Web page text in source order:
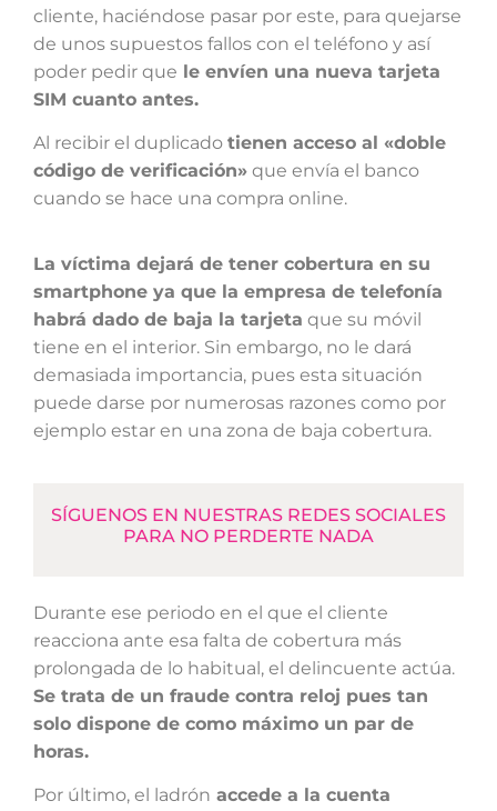
cliente, haciéndose pasar por este, para quejarse
de unos supuestos fallos con el teléfono y así
poder pedir que le envíen una nueva tarjeta
SIM cuanto antes.
Al recibir el duplicado tienen acceso al «doble
código de verificación» que envía el banco
cuando se hace una compra online.
La víctima dejará de tener cobertura en su
smartphone ya que la empresa de telefonía
habrá dado de baja la tarjeta que su móvil
tiene en el interior. Sin embargo, no le dará
demasiada importancia, pues esta situación
puede darse por numerosas razones como por
ejemplo estar en una zona de baja cobertura.
SÍGUENOS EN NUESTRAS REDES SOCIALES
PARA NO PERDERTE NADA
Durante ese periodo en el que el cliente
reacciona ante esa falta de cobertura más
prolongada de lo habitual, el delincuente actúa.
Se trata de un fraude contra reloj pues tan
solo dispone de como máximo un par de
horas.
Por último, el ladrón accede a la cuenta